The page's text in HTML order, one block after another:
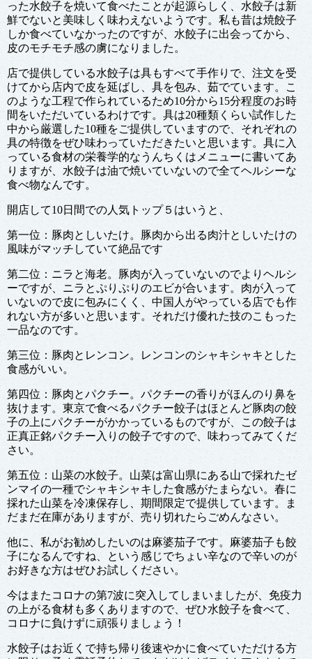
った水餃子を焼いて食べたことが起源らしく、水餃子は新
鮮でないと美味しく味わえないようです。私も昔は焼餃子
しか食べていなかったのですが、水餃子に出会ってから、
皮のモチモチ感の虜になりました。
店で提供している水餃子は具もすべて手作りで、注文を受
けてから店内で皮を延ばし、具を包み、茹でています。こ
のような工程で作られているため10分から15分程度のお時
間をいただいているわけです。具は20種類くらい試作した
中から厳選した10種をご提供していますので、それぞれの
具の特徴をぜひ味わっていただきたいと思います。具に入
っている食材の栄養学的なうんちくはメニューに書いてあ
りますが、水餃子は油で焼いていないので全てヘルシーな
食べ物なんです。
開店して10日間での人気トップ５はいうと、
第一位：豚肉としいたけ。豚肉から出る肉汁としいたけの
風味がマッチしていて絶品です
第二位：ニラと海老。豚肉が入っていないのでよりヘルシ
ーですが、ニラとぷりぷりのエビが合います。肉が入って
いないので皮に包みにくく、中国人がやっている店でも作
れない方が多いと思います。それだけ優れた技のこもった
一品なのです。
第三位：豚肉とレンコン。レンコンのシャキシャキとした
食感がいい。
第四位：豚肉とパクチー。パクチーの香りがほんのり鼻を
抜けます。東京で食べるパクチー餃子はほとんど豚肉の餃
子の上にパクチーがかかっているものですが、この餃子は
正真正銘パクチー入りの餃子ですので、味わってみてくだ
さい。
第五位：山菜の水餃子。山菜は富山県にある山で採れたゼ
ンマイの一種でシャキシャキした食感がたまらない。春に
採れた山菜を冷凍保存し、期間限定で提供しています。ま
だまだ在庫がありますが、売り切れたらごめんなさい。
他に、私がお勧めしたいのは麻婆茄子です。麻婆茄子も餃
子になるんですね、という感じでちょい辛なので辛いのが
お好きな方はぜひお試しください。
今はまたコロナの第7波に突入してしまいましたが、免疫力
の上がる食材も多くありますので、ぜひ水餃子を食べて、
コロナに負けずに頑張りましょう！
水餃子はお近くで持ち帰り後速やかに食べていただける方